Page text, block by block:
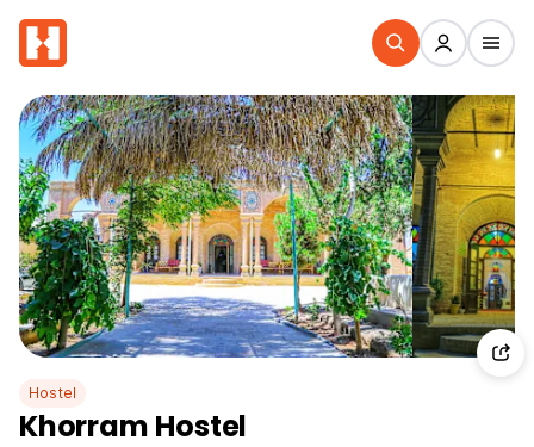
Hostel
Khorram Hostel